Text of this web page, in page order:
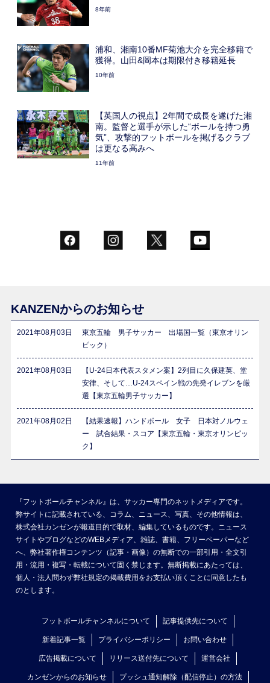
8年前
浦和、湘南10番MF菊池大介を完全移籍で
獲得。山田&岡本は期限付き移籍延長
10年前
【英国人の視点】2年間で成長を遂げた湘
南。監督と選手が示した“ボールを持つ勇
気”、攻撃的フットボールを掲げるクラブ
は更なる高みへ
11年前
KANZENからのお知らせ
2021年08月03日
東京五輪 男子サッカー 出場国一覧（東京オリン
ピック）
2021年08月03日
【U-24日本代表スタメン案】2列目に久保建英、堂
安律、そして…U-24スペイン戦の先発イレブンを厳
選【東京五輪男子サッカー】
2021年08月02日
【結果速報】ハンドボール 女子 日本対ノルウェ
ー 試合結果・スコア【東京五輪・東京オリンピッ
ク】
『フットボールチャンネル』は、サッカー専門のネットメディアです。
弊サイトに記載されている、コラム、ニュース、写真、その他情報は、
株式会社カンゼンが報道目的で取材、編集しているものです。ニュース
サイトやブログなどのWEBメディア、雑誌、書籍、フリーペーパーなど
へ、弊社著作権コンテンツ（記事・画像）の無断での一部引用・全文引
用・流用・複写・転載について固く禁じます。無断掲載にあたっては、
個人・法人問わず弊社規定の掲載費用をお支払い頂くことに同意したも
のとします。
フットボールチャンネルについて 記事提供先について
新着記事一覧 プライバシーポリシー お問い合わせ
広告掲載について リリース送付先について 運営会社
カンゼンからのお知らせ プッシュ通知解除（配信停止）の方法